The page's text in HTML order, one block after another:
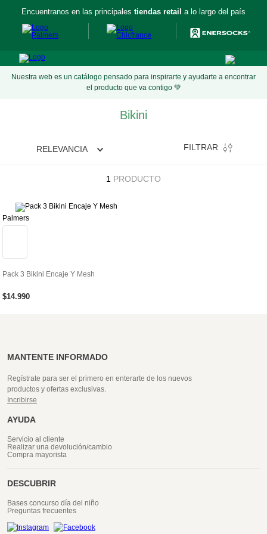
Encuentranos en las principales tiendas retail a lo largo del país
Nuestra web es un catálogo pensado para inspirarte y ayudarte a encontrar
el producto que va contigo 💚
Bikini
RELEVANCIA FILTRAR
1 PRODUCTO
Palmers
Pack 3 Bikini Encaje Y Mesh
$14.990
MANTENTE INFORMADO
Regístrate para ser el primero en enterarte de los nuevos
productos y ofertas exclusivas.
Incribirse
AYUDA
Servicio al cliente
Realizar una devolución/cambio
Compra mayorista
DESCUBRIR
Bases concurso día del niño
Preguntas frecuentes